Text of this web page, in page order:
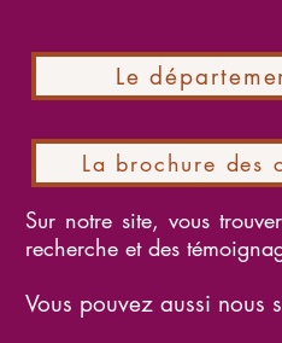
Le
La brochure des
Sur notre site, vous
recherche et des
Vous pouvez aussi nous